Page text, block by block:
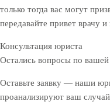
только тогда вас могут
передавайте привет врачу
Консультация юриста
Остались вопросы по вашей
Оставьте заявку — наши
проанализируют ваш